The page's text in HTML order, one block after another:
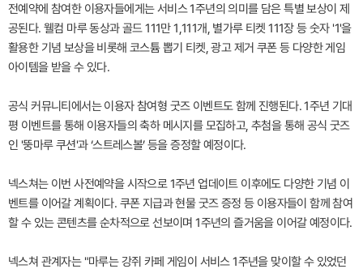
전예약에 참여한 이용자들에게는 서비스 1주년의 의미를 담은 특별 보상이 제
공된다. 웰컴 마루 동상과 골드 111만 1,111개, 별가루 티켓 111장 등 숫자 '1'을
활용한 기념 보상을 비롯해 코스튬 뽑기 티켓, 광고 제거 쿠폰 등 다양한 게임
아이템을 받을 수 있다.
공식 커뮤니티에서는 이용자 참여형 굿즈 이벤트도 함께 진행된다. 1주년 기대
평 이벤트를 통해 이용자들의 축하 메시지를 모집하고, 추첨을 통해 공식 굿즈
인 '뚱마루 쿠션'과 ‘스트레스볼’ 등을 증정할 예정이다.
넥스쳐는 이번 사전예약을 시작으로 1주년 업데이트 이후에도 다양한 기념 이
벤트를 이어갈 계획이다. 쿠폰 지급과 현물 굿즈 증정 등 이용자들이 함께 참여
할 수 있는 콘텐츠를 순차적으로 선보이며 1주년의 즐거움을 이어갈 예정이다.
넥스쳐 관계자는 "마루는 강쥐 카페 게임이 서비스 1주년을 맞이할 수 있었던